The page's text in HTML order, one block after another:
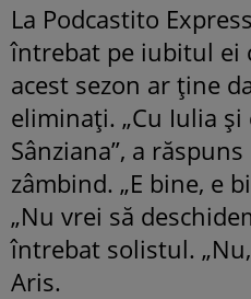
La Podcastito
întrebat pe iubitul ei
acest sezon ar ține
eliminați. „Cu Iulia și
Sânziana”, a
zâmbind. „E bine, e
„Nu vrei să
întrebat solistul.
Aris.